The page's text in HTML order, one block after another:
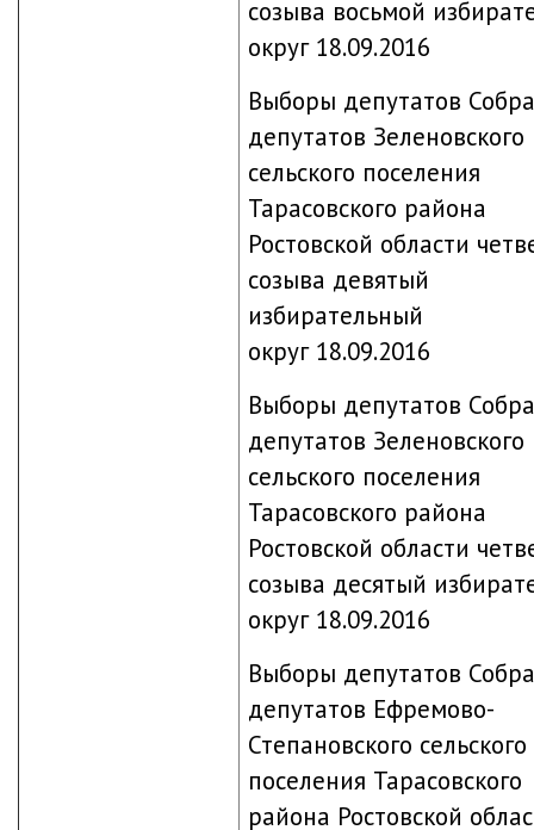
созыва восьмой
округ 18.09.2016
Выборы депутатов
депутатов Зеленовского
сельского поселения
Тарасовского района
Ростовской области
созыва девятый
избирательный
округ 18.09.2016
Выборы депутатов
депутатов Зеленовского
сельского поселения
Тарасовского района
Ростовской области
созыва десятый
округ 18.09.2016
Выборы депутатов
депутатов Ефремово-
Степановского сельского
поселения Тарасовского
района Ростовской